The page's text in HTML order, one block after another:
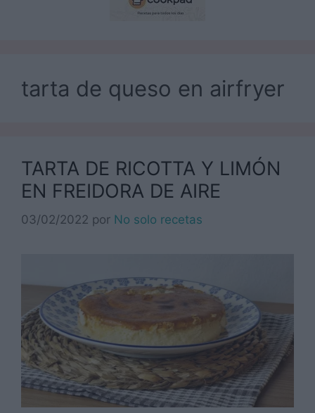
tarta de queso en airfryer
TARTA DE RICOTTA Y LIMÓN
EN FREIDORA DE AIRE
03/02/2022 por No solo recetas